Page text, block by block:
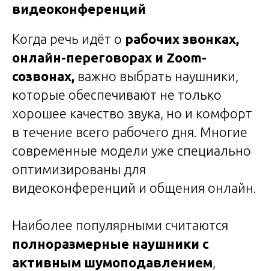
видеоконференций
Когда речь идёт о рабочих звонках,
онлайн-переговорах и Zoom-
созвонах, важно выбрать наушники,
которые обеспечивают не только
хорошее качество звука, но и комфорт
в течение всего рабочего дня. Многие
современные модели уже специально
оптимизированы для
видеоконференций и общения онлайн.
Наиболее популярными считаются
полноразмерные наушники с
активным шумоподавлением,